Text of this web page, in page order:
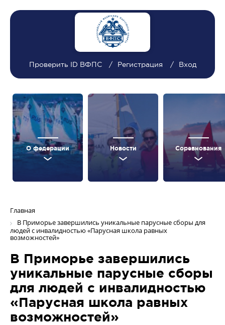
Проверить ID ВФПС Регистрация Вход
О федерации Новости Соревнования
Главная
В Приморье завершились уникальные парусные сборы для
людей с инвалидностью «Парусная школа равных
возможностей»
В Приморье завершились
уникальные парусные сборы
для людей с инвалидностью
«Парусная школа равных
возможностей»